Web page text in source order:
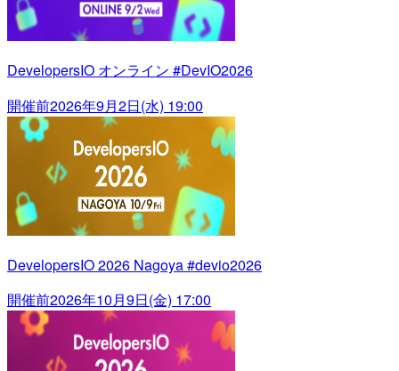
DevelopersIO オンライン #DevIO2026
開催前2026年9月2日(水) 19:00
DevelopersIO 2026 Nagoya #devio2026
開催前2026年10月9日(金) 17:00